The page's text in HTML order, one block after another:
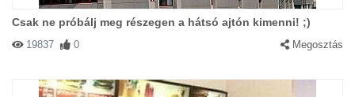
Csak ne próbálj meg részegen a hátsó ajtón kimenni! ;)
19837 0 Megosztás